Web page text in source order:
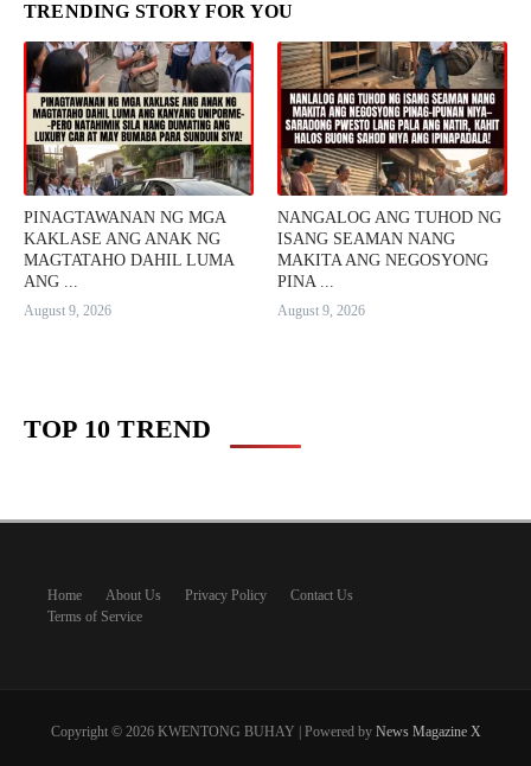
TRENDING STORY FOR YOU
PINAGTAWANAN NG MGA
KAKLASE ANG ANAK NG
MAGTATAHO DAHIL LUMA
ANG ...
August 9, 2026
NANGALOG ANG TUHOD NG
ISANG SEAMAN NANG
MAKITA ANG NEGOSYONG
PINA ...
August 9, 2026
TOP 10 TREND
Home About Us Privacy Policy
Contact Us
Terms of Service
Copyright © 2026 KWENTONG BUHAY | Powered by News Magazine X